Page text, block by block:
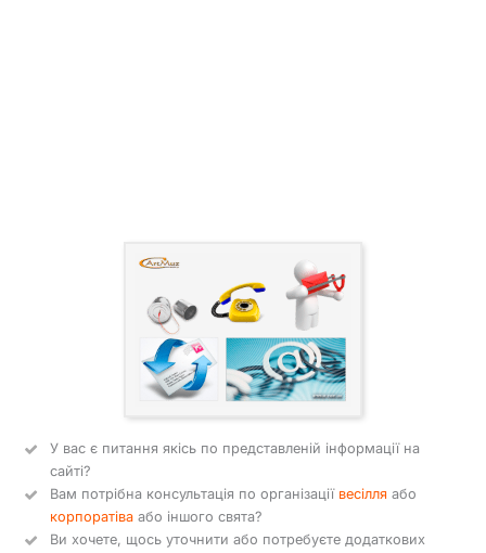
У вас є питання якісь по представленій інформації на
сайті?
Вам потрібна консультація по організації весілля або
корпоратіваабо іншого свята?
Ви хочете, щось уточнити або потребуєте додаткових